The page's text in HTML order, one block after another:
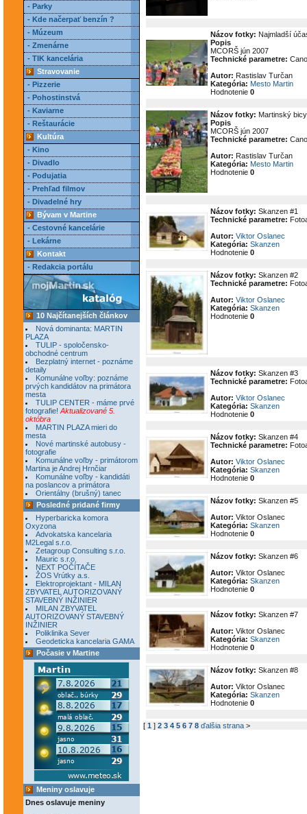
- Parky
- Kde načerpať benzín ?
- Múzeum
- Zmenárne
- TIK kancelária
Stravovanie
- Pizzerie
- Pohostinstvá
- Kaviarne
- Reštaurácie
Kultúra
- Kino
- Divadlo
- Podujatia
- Prehľad filmov
- Divadelné hry
Bývam v Martine
- Cestovné kancelárie
- Lekárne
Kontakt
- Redakcia portálu
10 Najčítanejších článkov
Nová dominanta: MARTIN
PLAZA
TULIP - spoločensko-
obchodné centrum
Bezplatný internet - poznáme
detaily
Komunálne voľby: poznáme
prvých kandidátov na primátora
mesta
TULIP CENTER - máme prvé
fotografie! Aktualizované 5.
októbra
MARTIN PLAZA mieri do
mesta
Nové martinské autobusy -
fotografie
Komunálne voľby - primátorom
Martina je Andrej Hrnčiar
Komunálne voľby - kandidáti
na poslancov a primátora
Orientálny (brušný) tanec
Posledné pridané firmy
Hyperbaricka komora
Oxyzona
Advokatska kancelaria
M2Legal s.r.o.
Zetagroup Consulting s.r.o.
Mauric s.r.o.
NEXT POČÍTAČE
ŽOS Vrútky a.s.
Elektroprojektant - MILAN
ZBYVATEL AUTORIZOVANÝ
STAVEBNÝ INŽINIER
MILAN ZBYVATEL
AUTORIZOVANÝ STAVEBNÝ
INŽINIER
Poliklinika Sever
Geodeticka kancelaria GAMA
Počasie v Martine
Meniny oslavuje
Dnes oslavuje meniny
Názov fotky: Najmladší
Popis
MCORŠ jún 2007
Technické parametre:
Autor: Rastislav Turčan
Kategória: Mesto Martin
Hodnotenie 0
Názov fotky: Martinský
Popis
MCORŠ jún 2007
Technické parametre:
Autor: Rastislav Turčan
Kategória: Mesto Martin
Hodnotenie 0
Názov fotky: Skanzen #1
Technické parametre:
Autor: Viktor Oslanec
Kategória: Skanzen
Hodnotenie 0
Názov fotky: Skanzen #2
Technické parametre:
Autor: Viktor Oslanec
Kategória: Skanzen
Hodnotenie 0
Názov fotky: Skanzen #3
Technické parametre:
Autor: Viktor Oslanec
Kategória: Skanzen
Hodnotenie 0
Názov fotky: Skanzen #4
Technické parametre:
Autor: Viktor Oslanec
Kategória: Skanzen
Hodnotenie 0
Názov fotky: Skanzen #5
Autor: Viktor Oslanec
Kategória: Skanzen
Hodnotenie 0
Názov fotky: Skanzen #6
Autor: Viktor Oslanec
Kategória: Skanzen
Hodnotenie 0
Názov fotky: Skanzen #7
Autor: Viktor Oslanec
Kategória: Skanzen
Hodnotenie 0
Názov fotky: Skanzen #8
Autor: Viktor Oslanec
Kategória: Skanzen
Hodnotenie 0
[ 1 ] 2 3 4 5 6 7 8 ďalšia strana >